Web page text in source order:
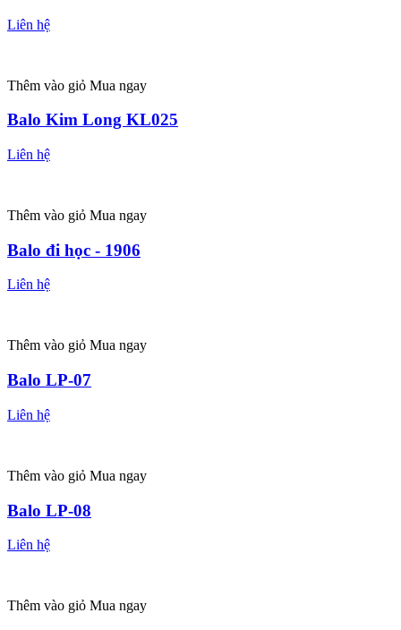
Liên hệ
Thêm vào giỏ Mua ngay
Balo Kim Long KL025
Liên hệ
Thêm vào giỏ Mua ngay
Balo đi học - 1906
Liên hệ
Thêm vào giỏ Mua ngay
Balo LP-07
Liên hệ
Thêm vào giỏ Mua ngay
Balo LP-08
Liên hệ
Thêm vào giỏ Mua ngay